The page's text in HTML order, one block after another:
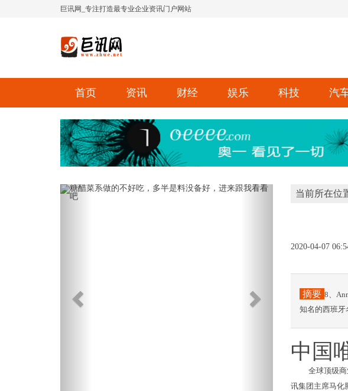
巨讯网_专注打造最专业企业资讯门户网站
首页 资讯 财经 娱乐 科技 汽
Previous Next 当前所在位
2020-04-07
摘要 8、
知名的西班牙
中国
全球顶级
讯集团主席马化